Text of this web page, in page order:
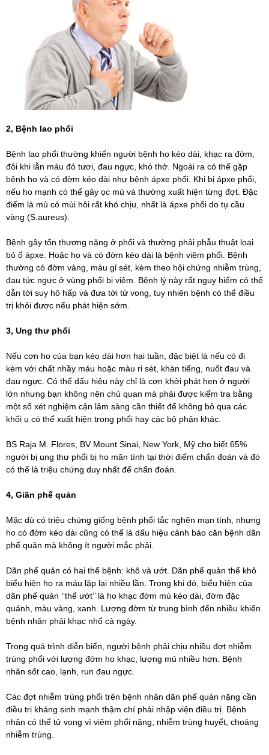
2, Bệnh lao phổi
Bệnh lao phổi thường khiến người bệnh ho kéo dài, khạc ra đờm,
đôi khi lẫn máu đỏ tươi, đau ngực, khó thở. Ngoài ra có thể gặp
bệnh ho và có đờm kéo dài như bệnh ápxe phổi. Khi bị ápxe phổi,
nếu ho mạnh có thể gây ọc mủ và thường xuất hiện từng đợt. Đặc
điểm là mủ có mùi hôi rất khó chịu, nhất là ápxe phổi do tụ cầu
vàng (S.aureus).
Bệnh gây tổn thương nặng ở phổi và thường phải phẫu thuật loại
bỏ ổ ápxe. Hoặc ho và có đờm kéo dài là bệnh viêm phổi. Bệnh
thường có đờm vàng, màu gỉ sét, kèm theo hội chứng nhiễm trùng,
đau tức ngực ở vùng phổi bị viêm. Bệnh lý này rất nguy hiểm có thể
dẫn tới suy hô hấp và đưa tới tử vong, tuy nhiên bệnh có thể điều
trị khỏi được nếu phát hiện sớm.
3, Ung thư phổi
Nếu cơn ho của bạn kéo dài hơn hai tuần, đặc biệt là nếu có đi
kèm với chất nhầy máu hoặc màu rỉ sét, khàn tiếng, nuốt đau và
đau ngực. Có thể dấu hiệu này chỉ là cơn khởi phát hen ở người
lớn nhưng bạn không nên chủ quan mà phải được kiểm tra bằng
một số xét nghiệm cận lâm sàng cần thiết để không bỏ qua các
khối u có thể xuất hiện trong phổi hay các bộ phận khác.
BS Raja M. Flores, BV Mount Sinai, New York, Mỹ cho biết 65%
người bị ung thư phổi bị ho mãn tính tại thời điểm chẩn đoán và đó
có thể là triệu chứng duy nhất để chẩn đoán.
4, Giãn phế quản
Mặc dù có triệu chứng giống bệnh phổi tắc nghẽn mạn tính, nhưng
ho có đờm kéo dài cũng có thể là dấu hiệu cảnh báo căn bệnh dãn
phế quản mà không ít người mắc phải.
Dãn phế quản có hai thể bệnh: khô và ướt. Dãn phế quản thể khô
biểu hiện ho ra máu lặp lại nhiều lần. Trong khi đó, biểu hiện của
dãn phế quản ‘‘thể ướt’’ là ho khạc đờm mủ kéo dài, đờm đặc
quánh, màu vàng, xanh. Lượng đờm từ trung bình đến nhiều khiến
bệnh nhân phải khạc nhổ cả ngày.
Trong quá trình diễn biến, người bệnh phải chịu nhiều đợt nhiễm
trùng phổi với lượng đờm ho khạc, lượng mủ nhiều hơn. Bệnh
nhân sốt cao, lạnh, run đau ngực.
Các đợt nhiễm trùng phổi trên bệnh nhân dãn phế quản nặng cần
điều trị kháng sinh mạnh thậm chí phải nhập viện điều trị. Bệnh
nhân có thể tử vong vì viêm phổi nặng, nhiễm trùng huyết, choáng
nhiễm trùng.